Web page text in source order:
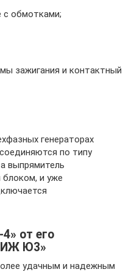
с обмотками;
зажигания и контактный
генераторах
по типу
а выпрямитель
блоком, и уже
от его
Ю3»
удачным и надежным